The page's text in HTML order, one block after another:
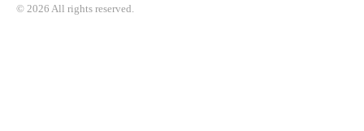
© 2026 All rights reserved.